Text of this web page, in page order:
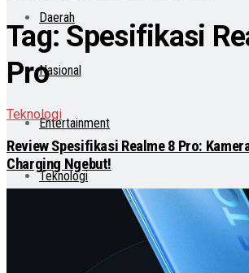
Daerah
Nasional
Entertainment
Teknologi
Tag: Spesifikasi
Pro
Teknologi
Review Spesifikasi Realme 8 Pro:
Charging Ngebut!